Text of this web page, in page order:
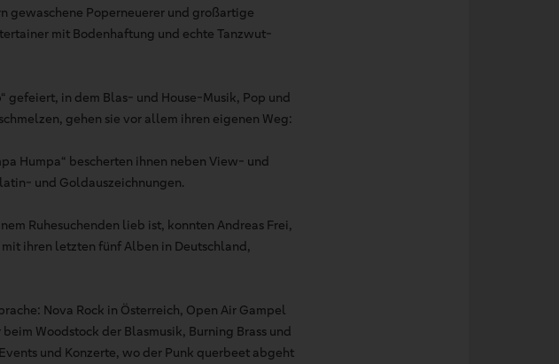
gewaschene Poperneuerer und großartige
mit Bodenhaftung und echte Tanzwut-
gefeiert, in dem Blas- und House-Musik, Pop und
gehen sie vor allem ihren eigenen Weg:
Humpa“ bescherten ihnen neben View- und
und Goldauszeichnungen.
Ruhesuchenden lieb ist, konnten Andreas Frei,
ihren letzten fünf Alben in Deutschland,
Nova Rock in Österreich, Open Air Gampel
Woodstock der Blasmusik, Burning Brass und
und Konzerte, wo der Punk querbeet abgeht